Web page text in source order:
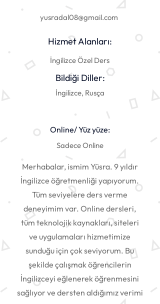
yusradal08@gmail.com
Hizmet Alanları:
İngilizce Özel Ders
Bildiği Diller:
İngilizce, Rusça
Online/ Yüz yüze:
Sadece Online
Merhabalar, ismim Yüsra. 9 yıldır
İngilizce öğretmenliği yapıyorum.
Tüm seviyelere ders verme
deneyimim var. Online dersleri,
tüm teknolojik kaynakları, siteleri
ve uygulamaları hizmetimize
sunduğu için çok seviyorum. Bu
şekilde çalışmak öğrencilerin
İngilizceyi eğlenerek öğrenmesini
sağlıyor ve dersten aldığımız verimi